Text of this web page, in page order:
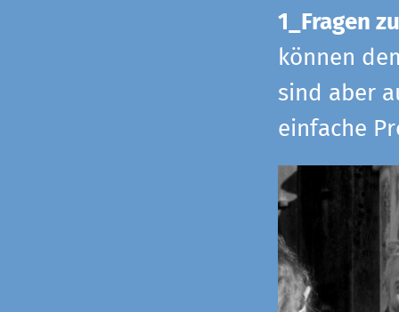
1_Fragen
können
sind aber
einfache